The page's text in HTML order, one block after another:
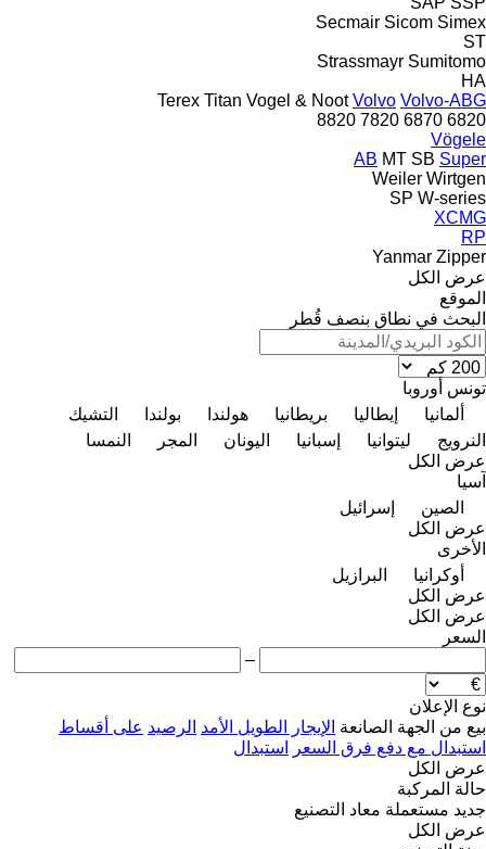
Secmair Sicom Simex
ST
Strassmayr Sumitomo
HA
Terex Titan Vogel & Noot Volvo Volvo-ABG
6820
6870
7820
8820
Vögele
AB MT SB Super
Weiler Wirtgen
SP W-series
XCMG
RP
Yanmar Zipper
عرض الكل
الموقع
البحث في نطاق بنصف قُطر
تونس أوروبا
ألمانيا
إيطاليا بريطانيا هولندا بولندا
التشيك
النرويج
ليتوانيا إسبانيا اليونان المجر
النمسا
عرض الكل
آسيا
الصين
إسرائيل
عرض الكل
الأخرى
أوكرانيا
البرازيل
عرض الكل
عرض الكل
السعر
–
نوع الإعلان
بيع من الجهة الصانعة الإيجار الطويل الأمد الرصيد على أقساط
استبدال مع دفع فرق السعر
استبدال
عرض الكل
حالة المركبة
جديد مستعملة معاد التصنيع
عرض الكل